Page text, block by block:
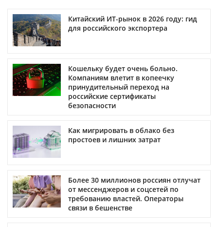
Китайский ИТ-рынок в 2026 году: гид
для российского экспортера
Кошельку будет очень больно.
Компаниям влетит в копеечку
принудительный переход на
российские сертификаты
безопасности
Как мигрировать в облако без
простоев и лишних затрат
Более 30 миллионов россиян отлучат
от мессенджеров и соцсетей по
требованию властей. Операторы
связи в бешенстве